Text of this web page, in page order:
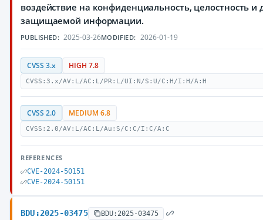
воздействие на конфиденциальность, целостность и
защищаемой информации.
PUBLISHED: 2025-03-26MODIFIED: 2026-01-19
CVSS 3.x HIGH 7.8
CVSS:3.x/AV:L/AC:L/PR:L/UI:N/S:U/C:H/I:H/A:H
CVSS 2.0 MEDIUM 6.8
CVSS:2.0/AV:L/AC:L/Au:S/C:C/I:C/A:C
REFERENCES
CVE-2024-50151
CVE-2024-50151
BDU:2025-03475 BDU:2025-03475